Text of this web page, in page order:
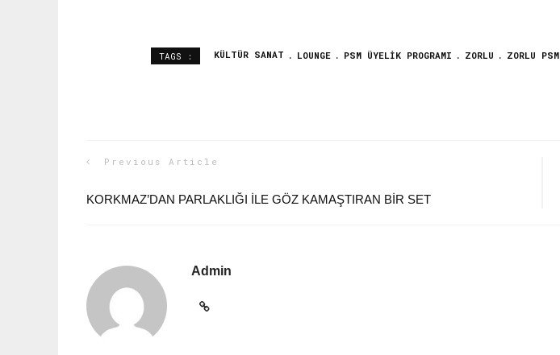
TAGS : KÜLTÜR SANAT LOUNGE PSM ÜYELIK PROGRAMI ZORLU ZORLU PSM
Previous Article
KORKMAZ’DAN PARLAKLIĞI ILE GÖZ KAMAŞTIRAN BIR SET
Admin